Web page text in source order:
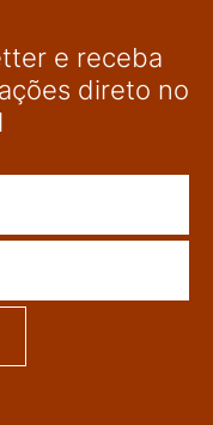
e receba
direto no